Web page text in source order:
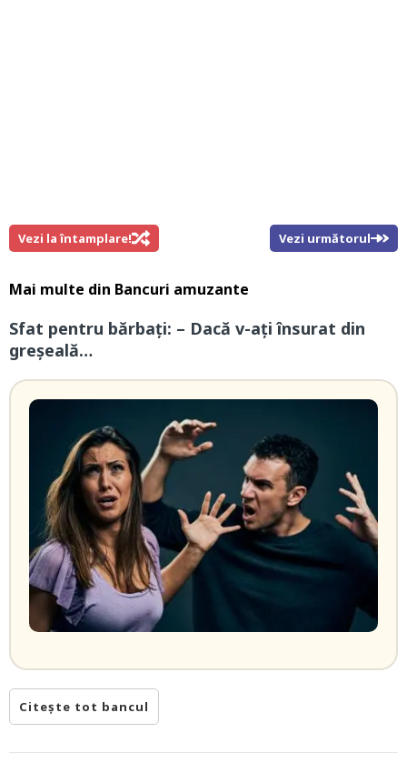
Vezi la întamplare! Vezi următorul
Mai multe din Bancuri amuzante
Sfat pentru bărbaţi: – Dacă v-ați însurat din
greșeală…
Citește tot bancul